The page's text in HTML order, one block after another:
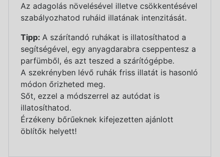
Az adagolás növelésével illetve csökkentésével
szabályozhatod ruháid illatának intenzitását.
Tipp: A szárítandó ruhákat is illatosíthatod a
segítségével, egy anyagdarabra cseppentesz a
parfümből, és azt teszed a szárítógépbe.
A szekrényben lévő ruhák friss illatát is hasonló
módon őrizheted meg.
Sőt, ezzel a módszerrel az autódat is
illatosíthatod.
Érzékeny bőrűeknek kifejezetten ajánlott
öblítők helyett!